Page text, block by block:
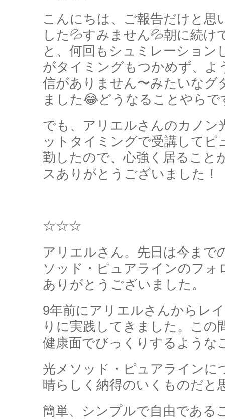
こんにちは、ご報告だけと思
した💦すみません💦朝に続け
と、何回もシュミレーション
がタイミングもつかめず、よ
信がありません〜みたいなグ
ました😂どうなることやらで
でも、アリエルさんのカノン
ットタイミングで受講して
勤したので、心強く居ること
スありがとうございました！
☆☆☆
アリエルさん。先日は今まで
ソッド・ピュアラインのフォ
ありがとうございました。
9年前にアリエルさんからレ
りに実践してきました。この
健康面でびっくりするような
光メソッド・ピュアラインに
晴らしく納得のいくものだと
簡単、シンプルで自由である